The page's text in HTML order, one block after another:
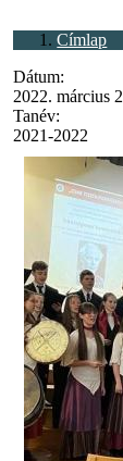
Címlap
Dátum:
2022. március
Tanév:
2021-2022